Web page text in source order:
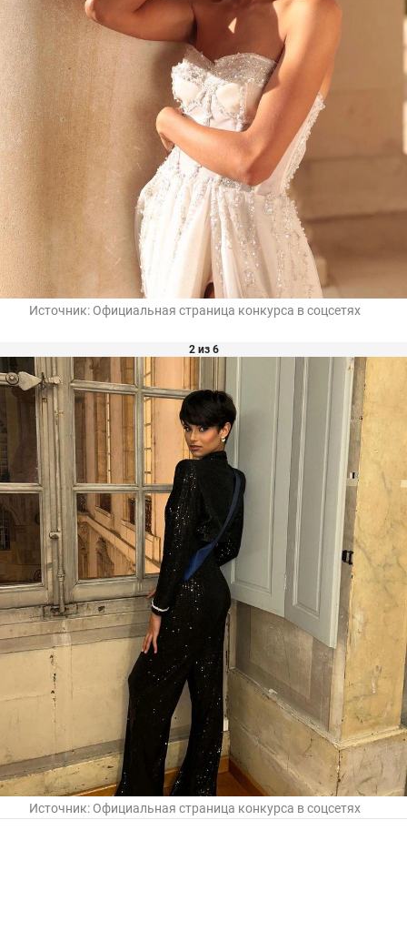
Источник: Официальная страница конкурса в соцсетях
2 из 6
Источник: Официальная страница конкурса в соцсетях